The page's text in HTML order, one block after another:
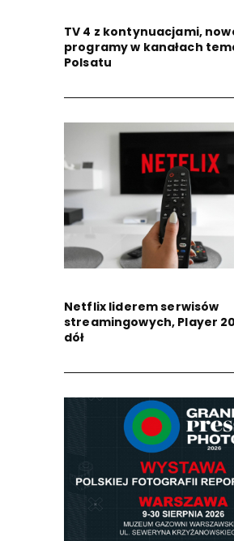
TV 4 z kontynuacjami,
programy w kanałach
Polsatu
Netflix liderem serwisów
streamingowych, Player
dół